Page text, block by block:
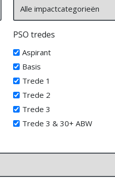
PSO tredes
Aspirant
Basis
Trede 1
Trede 2
Trede 3
Trede 3 & 30+ ABW